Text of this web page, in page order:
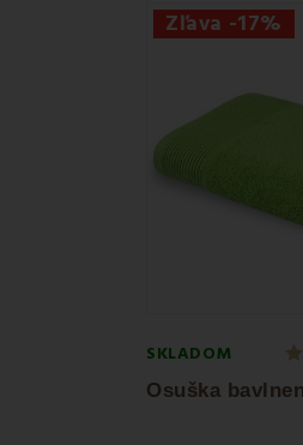
Zľava -17%
SKLADOM